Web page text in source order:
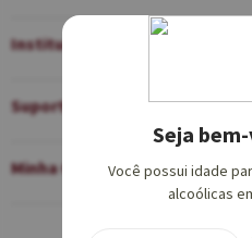
Institucional
Suporte
Minha Conta
Seja
Você possui idade
alcoólicas